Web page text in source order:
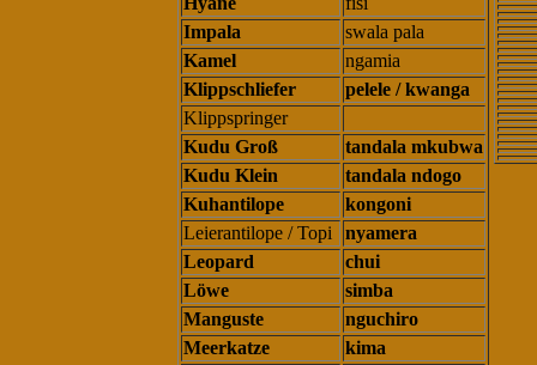
Impala
swala pala
Kamel
ngamia
Klippschliefer
pelele / kwanga
Klippspringer
Kudu Groß
tandala mkubwa
Kudu Klein
tandala ndogo
Kuhantilope
kongoni
Leierantilope / Topi
nyamera
Leopard
chui
Löwe
simba
Manguste
nguchiro
Meerkatze
kima